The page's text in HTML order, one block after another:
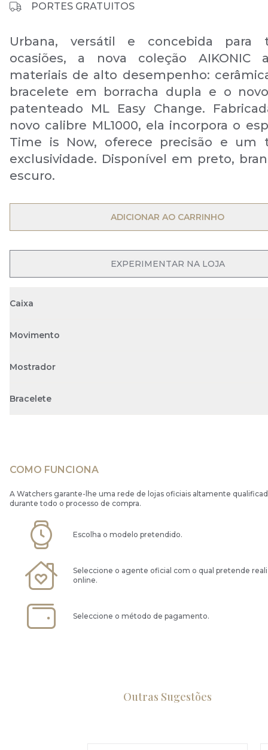
PORTES GRATUITOS
Urbana, versátil e concebida para
ocasiões, a nova coleção AIKONIC
materiais de alto desempenho:
bracelete em borracha dupla e o
patenteado ML Easy Change.
novo calibre ML1000, ela incorpora o
Time is Now, oferece precisão e um
exclusividade. Disponível em preto,
escuro.
ADICIONAR AO CARRINHO
EXPERIMENTAR NA LOJA
Caixa
Movimento
Mostrador
Bracelete
COMO FUNCIONA
A Watchers garante-lhe uma rede de lojas oficiais altamente
durante todo o processo de compra.
Escolha o modelo pretendido.
Seleccione o agente oficial com o qual pretende
online.
Seleccione o método de pagamento.
Outras Sugestões